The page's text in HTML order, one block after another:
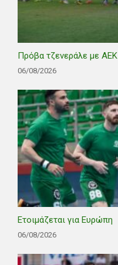
Πρόβα τζενεράλε με ΑΕΚ
06/08/2026
Ετοιμάζεται για Ευρώπη
06/08/2026